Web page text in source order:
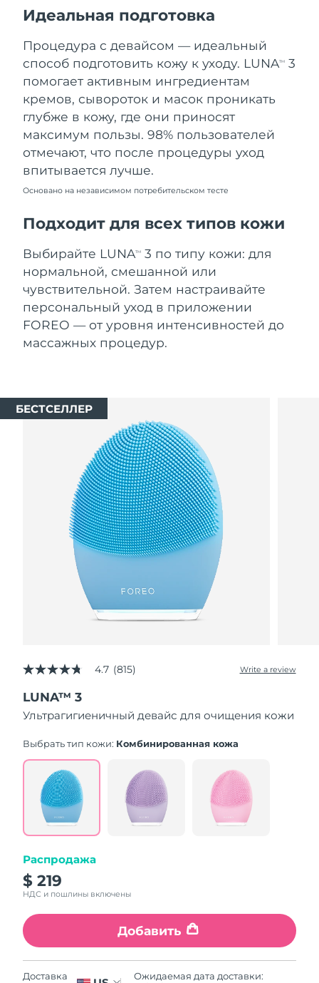
Идеальная подготовка
Процедура с девайсом — идеальный
способ подготовить кожу к уходу. LUNATM
3
помогает активным ингредиентам
кремов, сывороток и масок проникать
глубже в кожу, где они приносят
максимум пользы. 98% пользователей
отмечают, что после процедуры уход
впитывается лучше.
Основано на независимом потребительском тесте
Подходит для всех типов кожи
Выбирайте LUNATM
3 по типу кожи: для
нормальной, смешанной или
чувствительной. Затем настраивайте
персональный уход в приложении
FOREO — от уровня интенсивностей до
массажных процедур.
БЕСТСЕЛЛЕР
4.7
of
5
stars,
rating
Read
Reviews.
Same
page
link.
4.7 (815) Write a review
LUNA™ 3
Ультрагигиеничный девайс для очищения кожи
Выбрать тип кожи: Комбинированная кожа
Распродажа
$ 219
НДС и пошлины включены
Добавить
Доставка
Ожидаемая дата доставки:
Тайвань
Таиланд
Ожидаемая дата доставки
15/08/2026
Турция
Ожидаемая дата доставки
12/08/2026
ОАЭ
Ожидаемая дата доставки
Великобритания
Соединенные
Штаты
Ожидаемая дата доставки
12/08/2026
Узбекистан
Ожидаемая дата доставки
Вьетнам
Ожидаемая дата доставки
17/08/2026